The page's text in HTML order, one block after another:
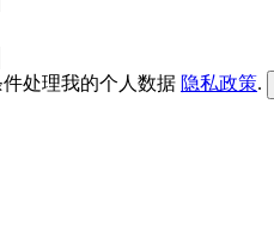
处理我的个人数据 隐私政策.